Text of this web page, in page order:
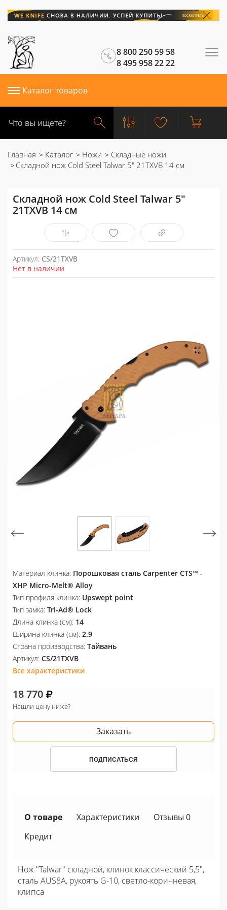
8 800 250 59 58
8 495 958 22 22
Каталог товаров
Главная Каталог Ножи
Складные ножи
Складной нож Cold Steel Talwar 5" 21TXVB 14 см
Складной нож Cold Steel Talwar 5"
21TXVB 14 см
Артикул: CS/21TXVB
Нет в наличии
Материал клинка: Порошковая сталь Carpenter CTS™ -
XHP Micro-Melt® Alloy
Тип профиля клинка: Upswept point
Тип замка: Tri-Ad® Lock
Длина клинка (см): 14
Ширина клинка (см): 2.9
Страна производства: Тайвань
Артикул: CS/21TXVB
Все характеристики
18 770
Нашли цену ниже?
Заказать
ПОДПИСАТЬСЯ
О товаре Характеристики
Отзывы 0
Кредит
Нож "Talwar" складной, клинок классический 5,5",
сталь AUS8A, рукоять G-10, светло-коричневая,
клипса